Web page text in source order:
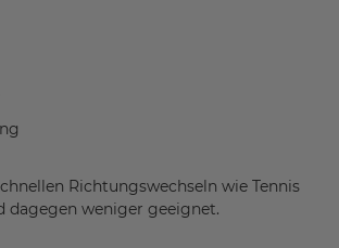
Richtungswechseln wie Tennis
dagegen weniger geeignet.